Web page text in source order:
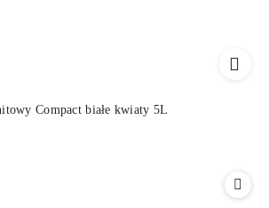
Compact białe kwiaty 5L